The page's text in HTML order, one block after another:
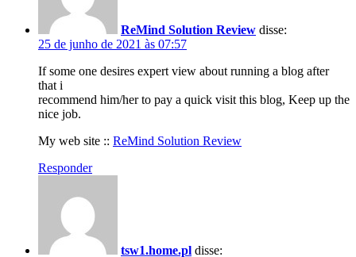
ReMind Solution Review disse:
25 de junho de 2021 às 07:57
If some one desires expert view about running a blog after
that i
recommend him/her to pay a quick visit this blog, Keep up the
nice job.
My web site :: ReMind Solution Review
Responder
tsw1.home.pl disse: